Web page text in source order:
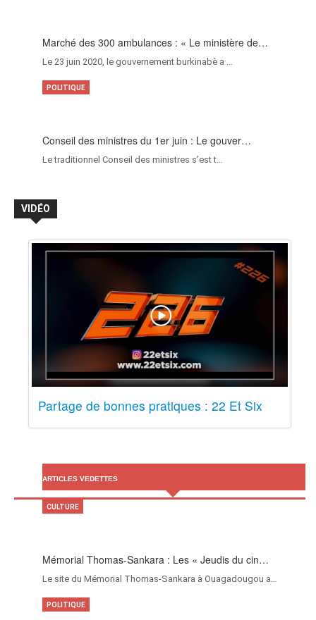
Marché des 300 ambulances : « Le ministère de…
Le 23 juin 2020, le gouvernement burkinabè a …
Conseil des ministres du 1er juin : Le gouver…
Le traditionnel Conseil des ministres s’est t…
POLITIQUE
VIDÉO
Partage de bonnes pratiques : 22 Et Six
ARTICLES VEDETTES
Mémorial Thomas-Sankara : Les « Jeudis du cin…
Le site du Mémorial Thomas-Sankara à Ouagadougou a…
CULTURE
POLITIQUE